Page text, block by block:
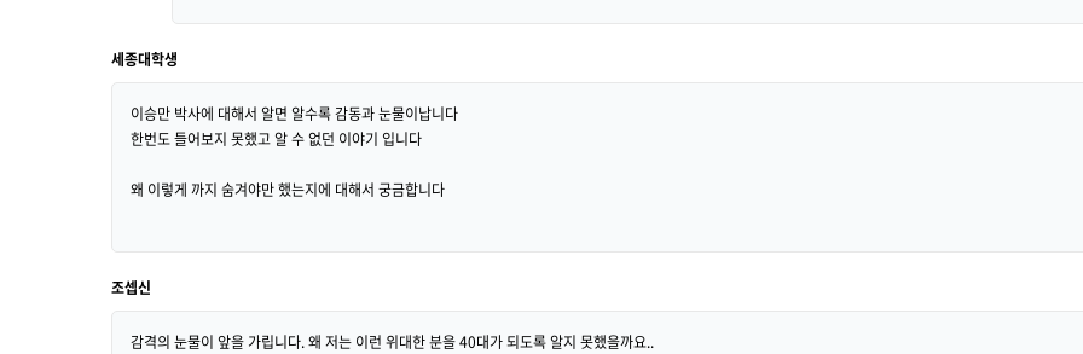
세종대학생
이승만 박사에 대해서 알면 알수록 감동과 눈물이납니다
한번도 들어보지 못했고 알 수 없던 이야기 입니다
왜 이렇게 까지 숨겨야만 했는지에 대해서 궁금합니다
조셉신
감격의 눈물이 앞을 가립니다. 왜 저는 이런 위대한 분을 40대가 되도록 알지 못했을까요..